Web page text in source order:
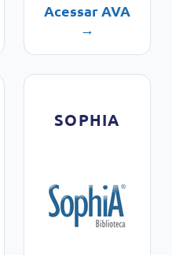
Acessar AVA
→
SOPHIA